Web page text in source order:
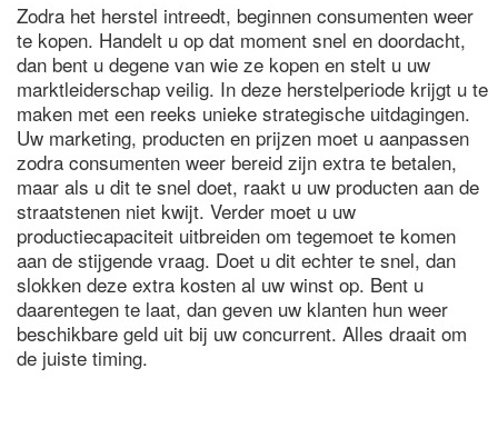
Zodra het herstel intreedt, beginnen consumenten weer
te kopen. Handelt u op dat moment snel en doordacht,
dan bent u degene van wie ze kopen en stelt u uw
marktleiderschap veilig. In deze herstelperiode krijgt u te
maken met een reeks unieke strategische uitdagingen.
Uw marketing, producten en prijzen moet u aanpassen
zodra consumenten weer bereid zijn extra te betalen,
maar als u dit te snel doet, raakt u uw producten aan de
straatstenen niet kwijt. Verder moet u uw
productiecapaciteit uitbreiden om tegemoet te komen
aan de stijgende vraag. Doet u dit echter te snel, dan
slokken deze extra kosten al uw winst op. Bent u
daarentegen te laat, dan geven uw klanten hun weer
beschikbare geld uit bij uw concurrent. Alles draait om
de juiste timing.